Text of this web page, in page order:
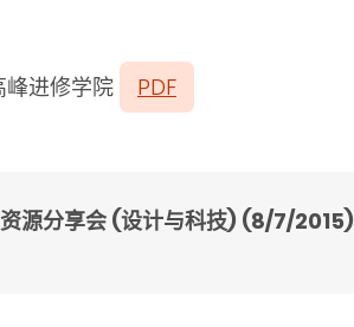
进修学院 PDF
源分享会 (设计与科技) (8/7/2015)